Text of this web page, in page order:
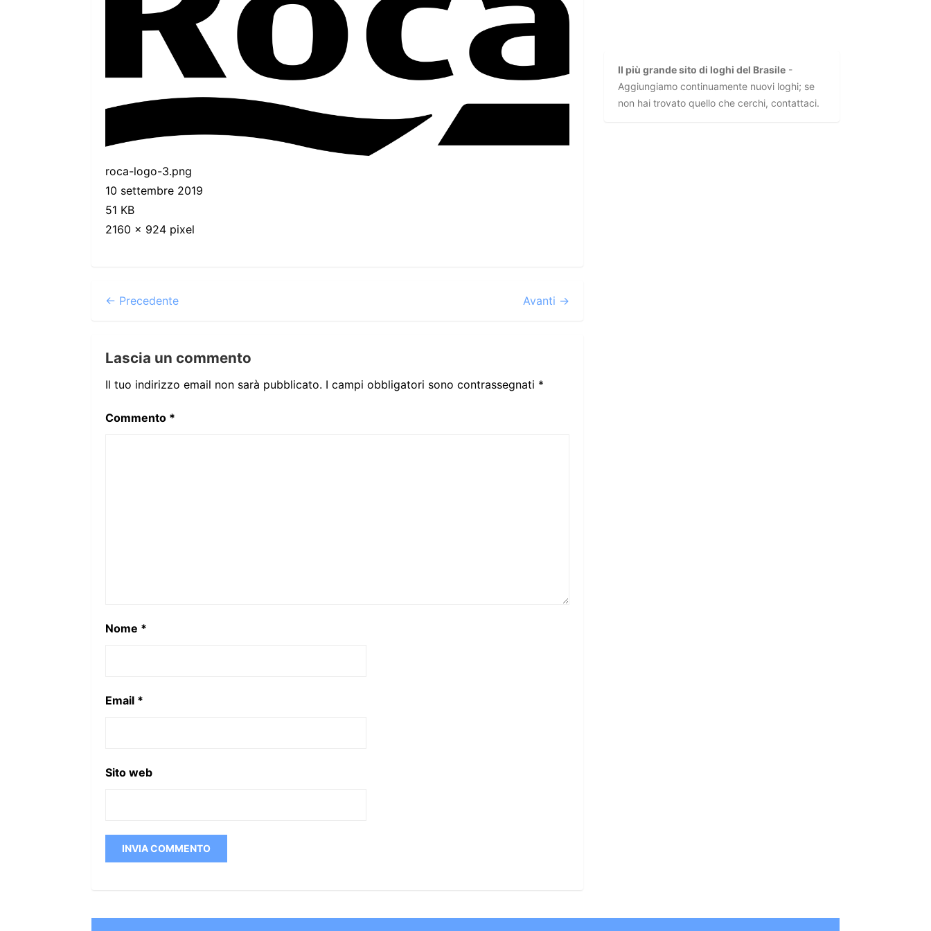
roca-logo-3.png
10 settembre 2019
51 KB
2160 x 924 pixel
← Precedente Avanti →
Lascia un commento
Il tuo indirizzo email non sarà pubblicato. I campi obbligatori sono contrassegnati *
Commento *
Nome *
Email *
Sito web
Il più grande sito di loghi del Brasile -
Aggiungiamo continuamente nuovi loghi; se
non hai trovato quello che cerchi, contattaci.
Chinese